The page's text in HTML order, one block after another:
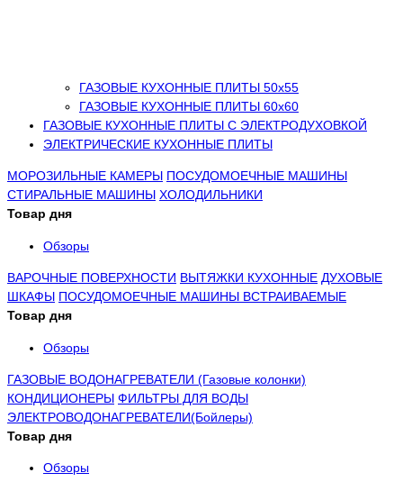
ГАЗОВЫЕ КУХОННЫЕ ПЛИТЫ 50х55
ГАЗОВЫЕ КУХОННЫЕ ПЛИТЫ 60х60
ГАЗОВЫЕ КУХОННЫЕ ПЛИТЫ С ЭЛЕКТРОДУХОВКОЙ
ЭЛЕКТРИЧЕСКИЕ КУХОННЫЕ ПЛИТЫ
МОРОЗИЛЬНЫЕ КАМЕРЫ ПОСУДОМОЕЧНЫЕ МАШИНЫ
СТИРАЛЬНЫЕ МАШИНЫ ХОЛОДИЛЬНИКИ
Товар дня
Обзоры
ВАРОЧНЫЕ ПОВЕРХНОСТИ ВЫТЯЖКИ КУХОННЫЕ ДУХОВЫЕ
ШКАФЫ ПОСУДОМОЕЧНЫЕ МАШИНЫ ВСТРАИВАЕМЫЕ
Товар дня
Обзоры
ГАЗОВЫЕ ВОДОНАГРЕВАТЕЛИ (Газовые колонки)
КОНДИЦИОНЕРЫ ФИЛЬТРЫ ДЛЯ ВОДЫ
ЭЛЕКТРОВОДОНАГРЕВАТЕЛИ(Бойлеры)
Товар дня
Обзоры